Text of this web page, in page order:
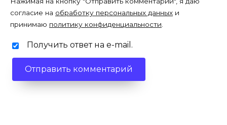
согласие на обработку персональных данных и
принимаю политику конфиденциальности.
Получить ответ на e-mail.